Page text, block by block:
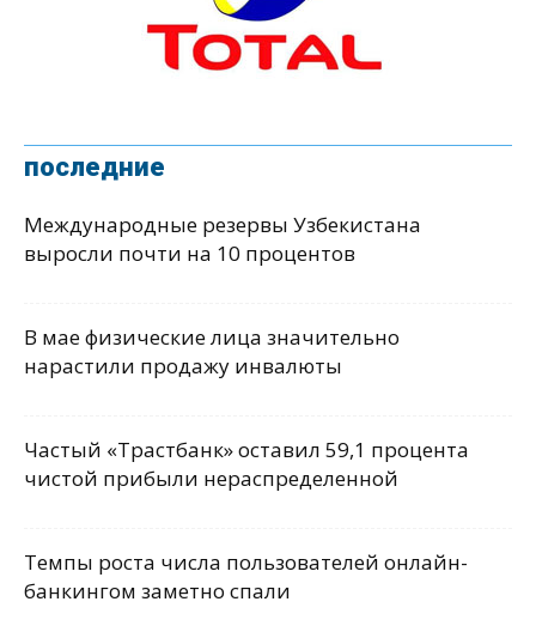
последние
Международные резервы Узбекистана
выросли почти на 10 процентов
В мае физические лица значительно
нарастили продажу инвалюты
Частый «Трастбанк» оставил 59,1 процента
чистой прибыли нераспределенной
Темпы роста числа пользователей онлайн-
банкингом заметно спали